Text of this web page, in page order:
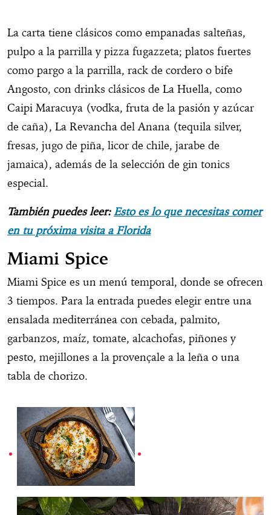
La carta tiene clásicos como empanadas salteñas,
pulpo a la parrilla y pizza fugazzeta; platos fuertes
como pargo a la parrilla, rack de cordero o bife
Angosto, con drinks clásicos de La Huella, como
Caipi Maracuya (vodka, fruta de la pasión y azúcar
de caña), La Revancha del Anana (tequila silver,
fresas, jugo de piña, licor de chile, jarabe de
jamaica), además de la selección de gin tonics
especial.
También puedes leer:Esto es lo que necesitas comer
en tu próxima visita a Florida
Miami Spice
Miami Spice es un menú temporal, donde se ofrecen
3 tiempos. Para la entrada puedes elegir entre una
ensalada mediterránea con cebada, palmito,
garbanzos, maíz, tomate, alcachofas, piñones y
pesto, mejillones a la provençale a la leña o una
tabla de chorizo.